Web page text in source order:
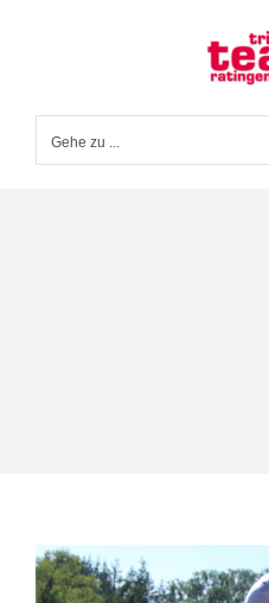
Gehe zu ...